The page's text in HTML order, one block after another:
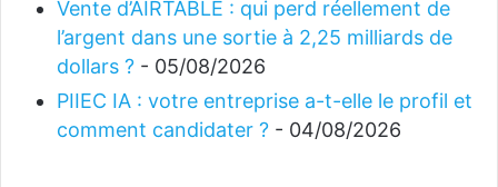
Vente d’AIRTABLE : qui perd réellement de
l’argent dans une sortie à 2,25 milliards de
dollars ? - 05/08/2026
PIIEC IA : votre entreprise a-t-elle le profil et
comment candidater ? - 04/08/2026